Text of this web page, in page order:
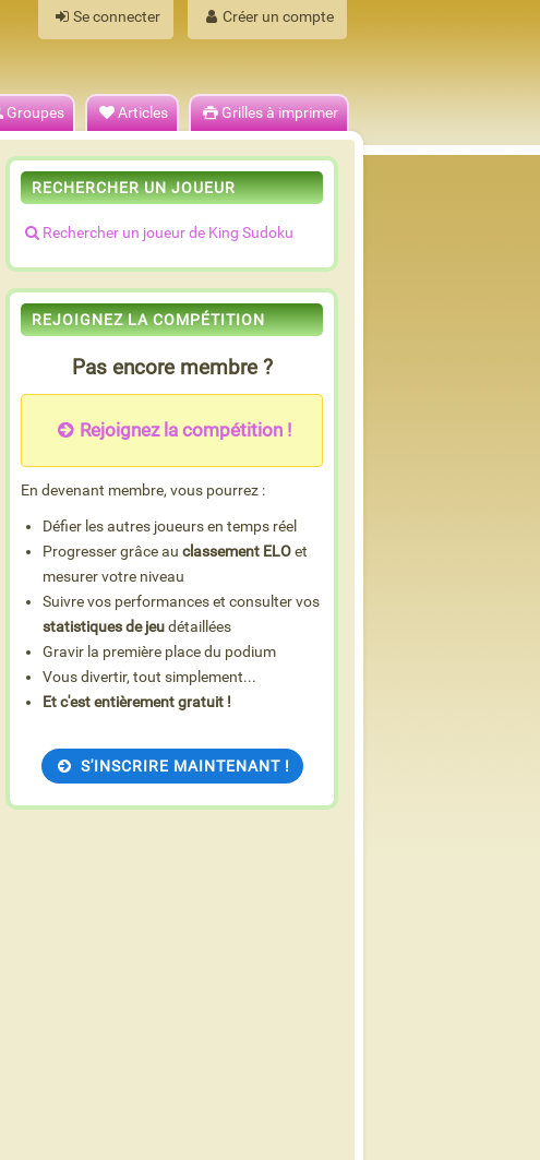
Se connecter Créer un compte
Groupes Articles Grilles à imprimer
RECHERCHER UN JOUEUR
Rechercher un joueur de King Sudoku
REJOIGNEZ LA COMPÉTITION
Pas encore membre ?
Rejoignez la compétition !
En devenant membre, vous pourrez :
Défier les autres joueurs en temps réel
Progresser grâce auclassement ELOet
mesurer votre niveau
Suivre vos performances et consulter vos
statistiques de jeudétaillées
Gravir la première place du podium
Vous divertir, tout simplement...
Et c'est entièrement gratuit !
S'INSCRIRE MAINTENANT !